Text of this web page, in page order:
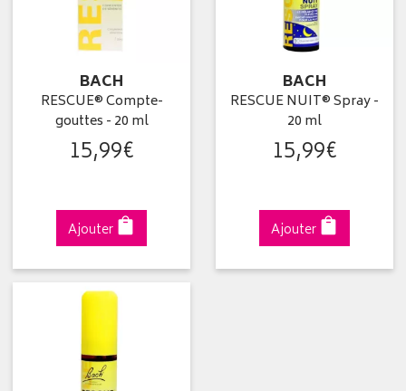
BACH
RESCUE® Compte-
gouttes - 20 ml
15,99€
Ajouter
BACH
RESCUE NUIT® Spray -
20 ml
15,99€
Ajouter